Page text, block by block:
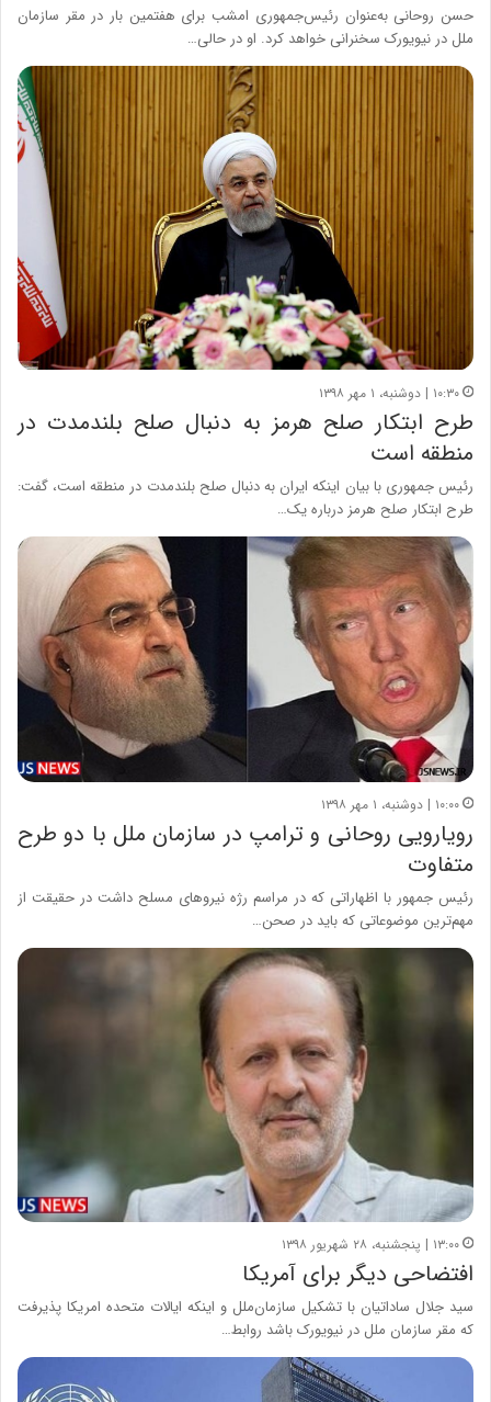
حسن روحانی به‌عنوان رئیس‌جمهوری امشب برای هفتمین بار در مقر سازمان
ملل در نیویورک سخنرانی خواهد کرد. او در حالی…
۱۰:۳۰ | دوشنبه، ۱ مهر ۱۳۹۸
طرح ابتکار صلح هرمز به دنبال صلح بلندمدت در
منطقه است
رئیس جمهوری با بیان اینکه ایران به دنبال صلح بلندمدت در منطقه است، گفت:
طرح ابتکار صلح هرمز درباره یک…
۱۰:۰۰ | دوشنبه، ۱ مهر ۱۳۹۸
رویارویی روحانی و ترامپ در سازمان ملل با دو طرح
متفاوت
رئیس جمهور با اظهاراتی که در مراسم رژه نیروهای مسلح داشت در حقیقت از
مهم‌ترین موضوعاتی که باید در صحن…
۱۳:۰۰ | پنجشنبه، ۲۸ شهریور ۱۳۹۸
افتضاحی دیگر برای آمریکا
سید جلال ساداتیان با تشکیل سازمان‌ملل و اینکه ایالات متحده امریکا پذیرفت
که مقر سازمان ملل در نیویورک باشد روابط…